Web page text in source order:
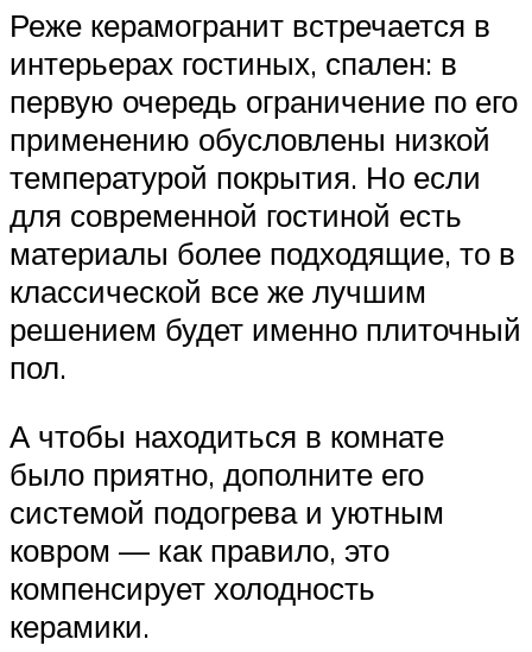
Реже керамогранит встречается в
интерьерах гостиных, спален: в
первую очередь ограничение по его
применению обусловлены низкой
температурой покрытия. Но если
для современной гостиной есть
материалы более подходящие, то в
классической все же лучшим
решением будет именно плиточный
пол.
А чтобы находиться в комнате
было приятно, дополните его
системой подогрева и уютным
ковром — как правило, это
компенсирует холодность
керамики.